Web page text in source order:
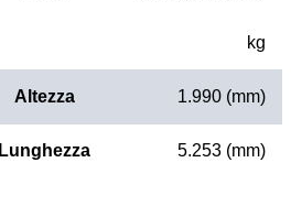
kg
Altezza 1.990 (mm)
Lunghezza 5.253 (mm)